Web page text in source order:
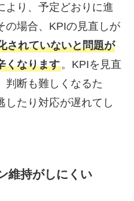
より、予定どおりに進
の場合、KPIの見直しが
されていないと問題が
くなります。KPIを見直
判断も難しくなるた
したり対応が遅れてし
維持がしにくい